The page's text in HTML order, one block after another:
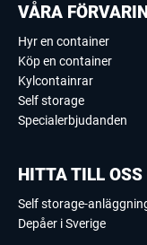
VÅRA
Hyr en container
Köp en container
Kylcontainrar
Self storage
Specialerbjudanden
HITTA TILL OSS
Self storage-
Depåer i Sverige